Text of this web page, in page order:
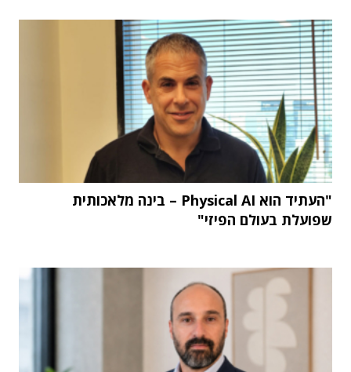
"העתיד הוא Physical AI – בינה מלאכותית
שפועלת בעולם הפיזי"